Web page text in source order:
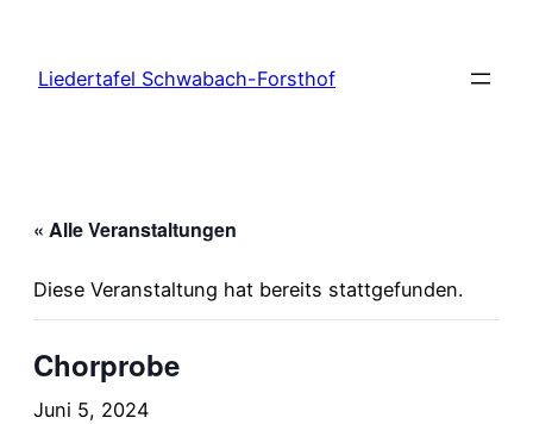
Liedertafel Schwabach-Forsthof
« Alle Veranstaltungen
Diese Veranstaltung hat bereits stattgefunden.
Chorprobe
Juni 5, 2024